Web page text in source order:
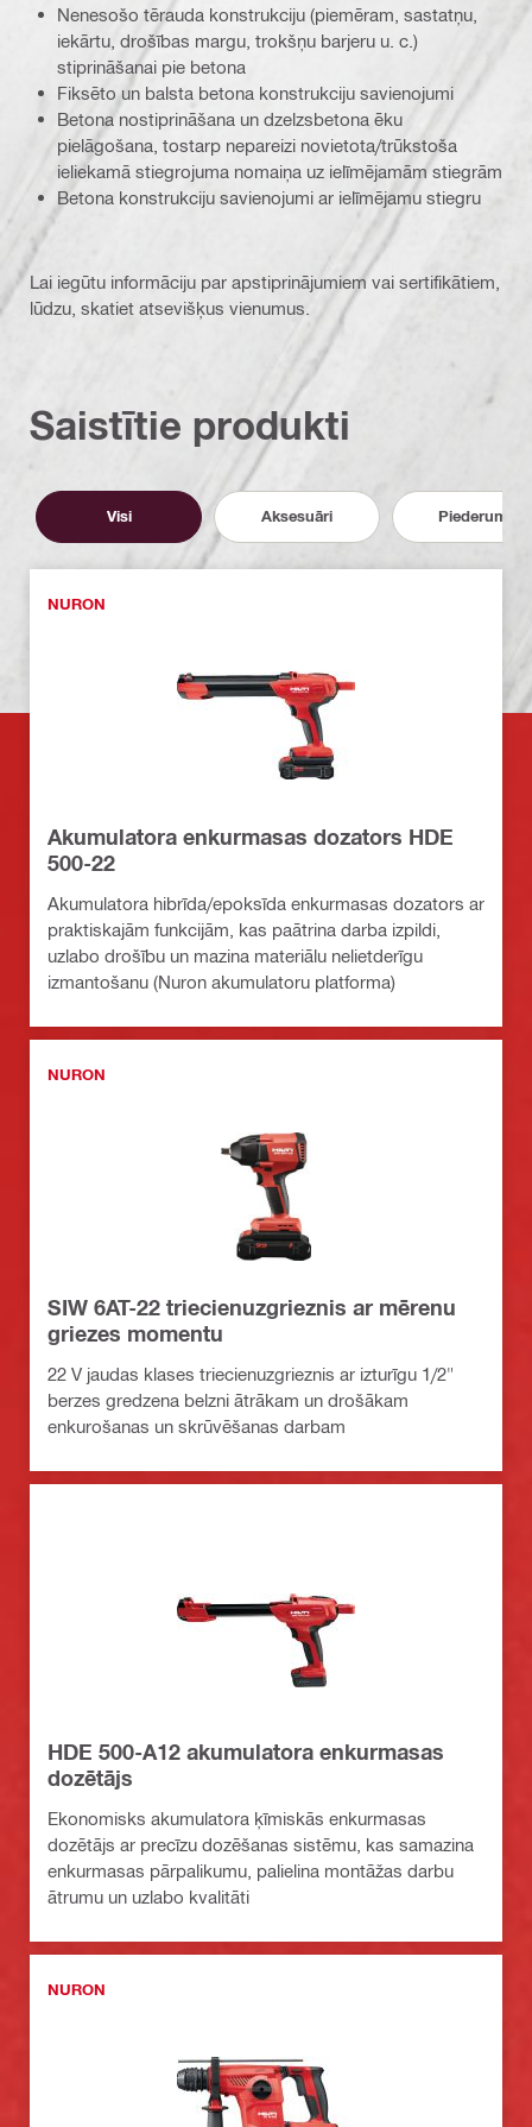
Nenesošo tērauda konstrukciju (piemēram, sastatņu,
iekārtu, drošības margu, trokšņu barjeru u. c.)
stiprināšanai pie betona
Fiksēto un balsta betona konstrukciju savienojumi
Betona nostiprināšana un dzelzsbetona ēku
pielāgošana, tostarp nepareizi novietota/trūkstoša
ieliekamā stiegrojuma nomaiņa uz ielīmējamām stiegrām
Betona konstrukciju savienojumi ar ielīmējamu stiegru
Lai iegūtu informāciju par apstiprinājumiem vai sertifikātiem,
lūdzu, skatiet atsevišķus vienumus.
Saistītie produkti
Visi Aksesuāri Piederumi
NURON
Akumulatora enkurmasas dozators HDE
500-22
Akumulatora hibrīda/epoksīda enkurmasas dozators ar
praktiskajām funkcijām, kas paātrina darba izpildi,
uzlabo drošību un mazina materiālu nelietderīgu
izmantošanu (Nuron akumulatoru platforma)
NURON
SIW 6AT-22 triecienuzgrieznis ar mērenu
griezes momentu
22 V jaudas klases triecienuzgrieznis ar izturīgu 1/2"
berzes gredzena belzni ātrākam un drošākam
enkurošanas un skrūvēšanas darbam
HDE 500-A12 akumulatora enkurmasas
dozētājs
Ekonomisks akumulatora ķīmiskās enkurmasas
dozētājs ar precīzu dozēšanas sistēmu, kas samazina
enkurmasas pārpalikumu, palielina montāžas darbu
ātrumu un uzlabo kvalitāti
NURON